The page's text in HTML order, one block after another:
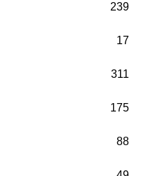
239
17
311
175
88